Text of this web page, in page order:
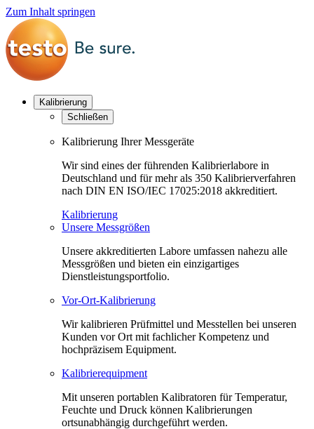
Zum Inhalt springen
Kalibrierung
Schließen
Kalibrierung Ihrer Messgeräte
Wir sind eines der führenden Kalibrierlabore in
Deutschland und für mehr als 350 Kalibrierverfahren
nach DIN EN ISO/IEC 17025:2018 akkreditiert.
Kalibrierung
Unsere Messgrößen
Unsere akkreditierten Labore umfassen nahezu alle
Messgrößen und bieten ein einzigartiges
Dienstleistungsportfolio.
Vor-Ort-Kalibrierung
Wir kalibrieren Prüfmittel und Messtellen bei unseren
Kunden vor Ort mit fachlicher Kompetenz und
hochpräzisem Equipment.
Kalibrierequipment
Mit unseren portablen Kalibratoren für Temperatur,
Feuchte und Druck können Kalibrierungen
ortsunabhängig durchgeführt werden.